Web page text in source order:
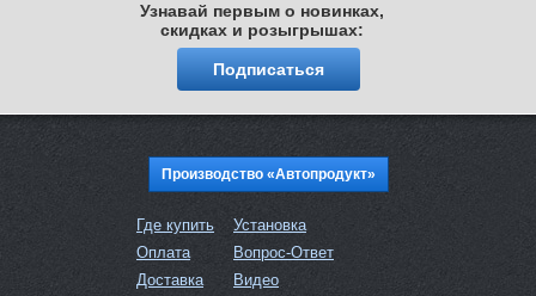
Узнавай первым о новинках,
скидках и розыгрышах:
Подписаться
Производство «Автопродукт»
Где купить
Оплата
Доставка
Установка
Вопрос-Ответ
Видео